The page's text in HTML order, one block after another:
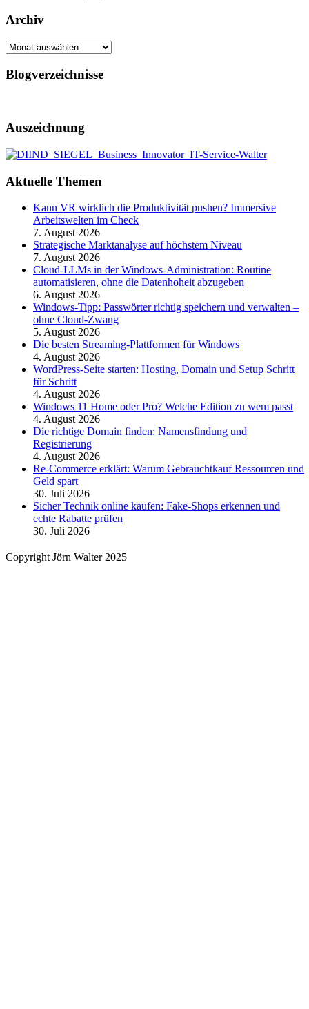
Archiv
Archiv
Blogverzeichnisse
Auszeichnung
Aktuelle Themen
Kann VR wirklich die Produktivität pushen? Immersive
Arbeitswelten im Check
7. August 2026
Strategische Marktanalyse auf höchstem Niveau
7. August 2026
Cloud-LLMs in der Windows-Administration: Routine
automatisieren, ohne die Datenhoheit abzugeben
6. August 2026
Windows-Tipp: Passwörter richtig speichern und verwalten –
ohne Cloud-Zwang
5. August 2026
Die besten Streaming-Plattformen für Windows
4. August 2026
WordPress-Seite starten: Hosting, Domain und Setup Schritt
für Schritt
4. August 2026
Windows 11 Home oder Pro? Welche Edition zu wem passt
4. August 2026
Die richtige Domain finden: Namensfindung und
Registrierung
4. August 2026
Re-Commerce erklärt: Warum Gebrauchtkauf Ressourcen und
Geld spart
30. Juli 2026
Sicher Technik online kaufen: Fake-Shops erkennen und
echte Rabatte prüfen
30. Juli 2026
Copyright Jörn Walter 2025